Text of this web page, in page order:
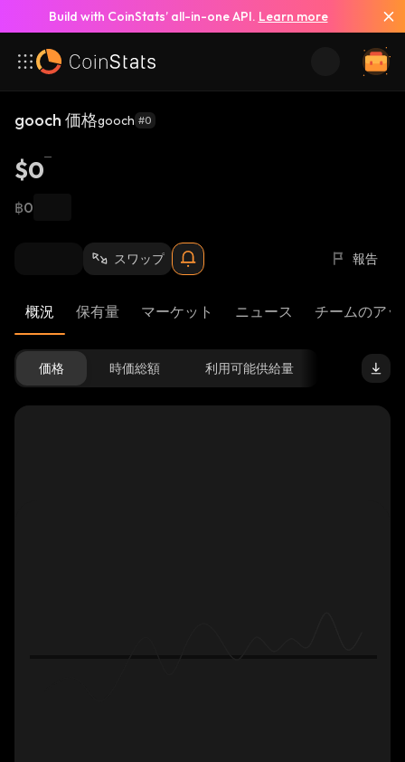
Build with CoinStats’ all-in-one API. Learn more
gooch 価格gooch #0
$0
฿0
スワップ 報告
概況 保有量 マーケット ニュース チームのア
価格 時価総額 利用可能供給量